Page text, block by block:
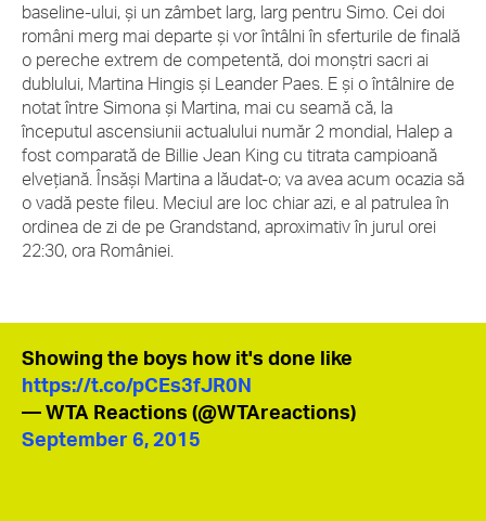
baseline-ului, și un zâmbet larg, larg pentru Simo. Cei doi
români merg mai departe și vor întâlni în sferturile de finală
o pereche extrem de competentă, doi monștri sacri ai
dublului, Martina Hingis și Leander Paes. E și o întâlnire de
notat între Simona și Martina, mai cu seamă că, la
începutul ascensiunii actualului număr 2 mondial, Halep a
fost comparată de Billie Jean King cu titrata campioană
elvețiană. Însăși Martina a lăudat-o; va avea acum ocazia să
o vadă peste fileu. Meciul are loc chiar azi, e al patrulea în
ordinea de zi de pe Grandstand, aproximativ în jurul orei
22:30, ora României.
Showing the boys how it's done like
https://t.co/pCEs3fJR0N
— WTA Reactions (@WTAreactions)
September 6, 2015